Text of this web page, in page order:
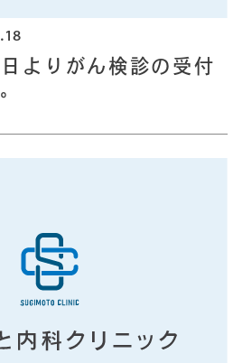
よりがん検診の受付